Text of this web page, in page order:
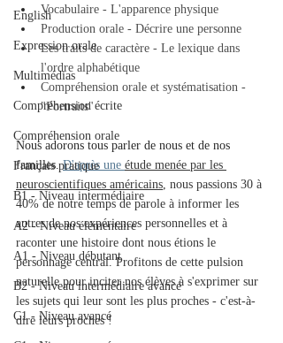
English
Expression orale
Multimédias
Compréhension écrite
Compréhension orale
Français pratique
B1 - Niveau intermédiaire
A2 - Niveau élémentaire
A1 - Niveau débutant
B2 - Niveau intermédiaire avancé
C1 - Niveau avancé
Vocabulaire - L'apparence physique
Production orale - Décrire une personne
Les traits de caractère - Le lexique dans
l'ordre alphabétique
Compréhension orale et systématisation -
"Portraits"
Nous adorons tous parler de nous et de nos
familles. D'après une étude menée par les
neuroscientifiques américains, nous passions 30 à
40% de notre temps de parole à informer les
autres de nos expériences personnelles et à
raconter une histoire dont nous étions le
personnage central. Profitons de cette pulsion
naturelle pour inciter nos élèves à s'exprimer sur
les sujets qui leur sont les plus proches - c'est-à-
dire leurs proches !